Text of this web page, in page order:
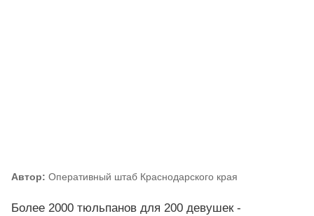
Автор: Оперативный штаб Краснодарского края
Более 2000 тюльпанов для 200 девушек -